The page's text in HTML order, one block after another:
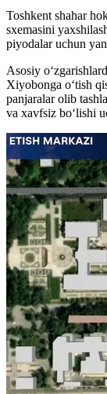
Toshkent shahar
sxemasini
piyodalar uchun
Asosiy
Xiyobonga o‘tish
panjaralar olib
va xavfsiz bo‘lishi